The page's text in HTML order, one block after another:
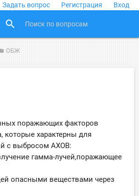
Задать вопрос Регистрация Вход
search
ОБЖ
поражающих факторов
которые характерны для
с выбросом АХОВ:
гамма-лучей,поражающее
опасными веществами через